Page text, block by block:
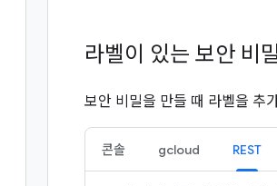
라벨이 있는 보안 비
보안 비밀을 만들 때 라벨을 추
콘솔 gcloud REST